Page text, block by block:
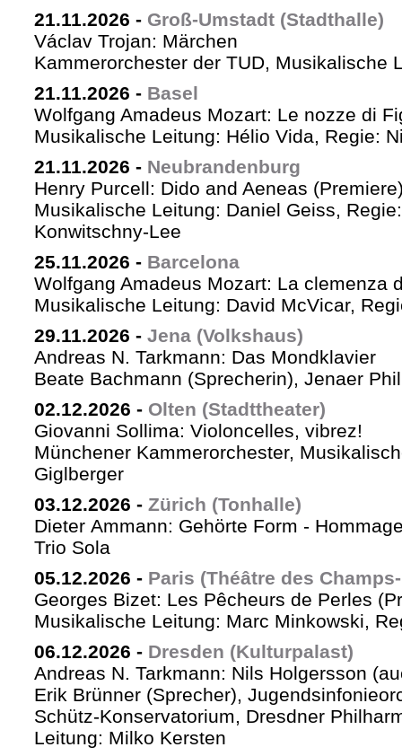
21.11.2026 - Groß-Umstadt (Stadthalle)
Václav Trojan: Märchen
Kammerorchester der TUD, Musikalische
21.11.2026 - Basel
Wolfgang Amadeus Mozart: Le nozze di
Musikalische Leitung: Hélio Vida, Regie:
21.11.2026 - Neubrandenburg
Henry Purcell: Dido and Aeneas
Musikalische Leitung: Daniel Geiss,
Konwitschny-Lee
25.11.2026 - Barcelona
Wolfgang Amadeus Mozart: La clemenza
Musikalische Leitung: David McVicar,
29.11.2026 - Jena (Volkshaus)
Andreas N. Tarkmann: Das Mondklavier
Beate Bachmann (Sprecherin), Jenaer
02.12.2026 - Olten (Stadttheater)
Giovanni Sollima: Violoncelles, vibrez!
Münchener Kammerorchester,
Giglberger
03.12.2026 - Zürich (Tonhalle)
Dieter Ammann: Gehörte Form -
Trio Sola
05.12.2026 - Paris (Théâtre des
Georges Bizet: Les Pêcheurs de Perles
Musikalische Leitung: Marc Minkowski,
06.12.2026 - Dresden (Kulturpalast)
Andreas N. Tarkmann: Nils Holgersson
Erik Brünner (Sprecher),
Schütz-Konservatorium, Dresdner
Leitung: Milko Kersten